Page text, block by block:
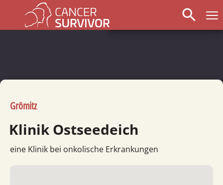
search
Grömitz
Klinik Ostseedeich
eine Klinik bei onkolische Erkrankungen